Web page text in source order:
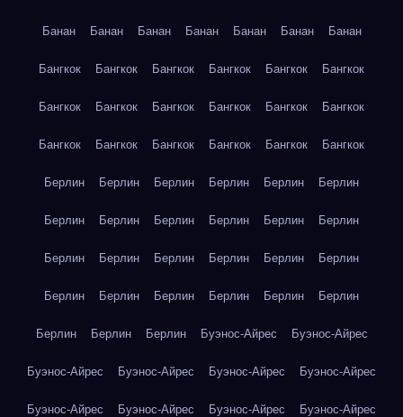
Банан Банан Банан Банан Банан Банан Банан
Бангкок Бангкок Бангкок Бангкок Бангкок Бангкок
Бангкок Бангкок Бангкок Бангкок Бангкок Бангкок
Бангкок Бангкок Бангкок Бангкок Бангкок Бангкок
Берлин Берлин Берлин Берлин Берлин Берлин
Берлин Берлин Берлин Берлин Берлин Берлин
Берлин Берлин Берлин Берлин Берлин Берлин
Берлин Берлин Берлин Берлин Берлин Берлин
Берлин Берлин Берлин Буэнос-Айрес Буэнос-Айрес
Буэнос-Айрес Буэнос-Айрес Буэнос-Айрес Буэнос-Айрес
Буэнос-Айрес Буэнос-Айрес Буэнос-Айрес Буэнос-Айрес